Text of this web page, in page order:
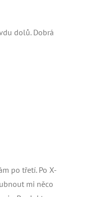
dolů. Dobrá
po třetí. Po X-
mi něco